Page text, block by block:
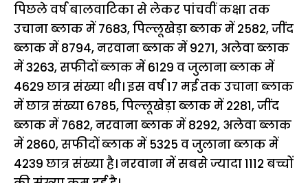
पिछले वर्ष बालवाटिका से लेकर पांचवीं कक्षा तक
उचाना ब्लाक में 7683, पिल्लूखेड़ा ब्लाक में 2582, जींद
ब्लाक में 8794, नरवाना ब्लाक में 9271, अलेवा ब्लाक
में 3263, सफीदों ब्लाक में 6129 व जुलाना ब्लाक में
4629 छात्र संख्या थी। इस वर्ष 17 मई तक उचाना ब्लाक
में छात्र संख्या 6785, पिल्लूखेड़ा ब्लाक में 2281, जींद
ब्लाक में 7682, नरवाना ब्लाक में 8292, अलेवा ब्लाक
में 2860, सफीदों ब्लाक में 5325 व जुलाना ब्लाक में
4239 छात्र संख्या है। नरवाना में सबसे ज्यादा 1112 बच्चों